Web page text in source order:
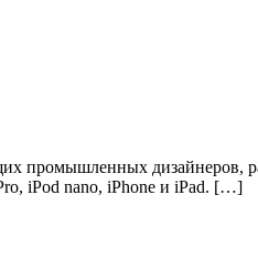
промышленных
iPod nano, iPhone и iPad. […]